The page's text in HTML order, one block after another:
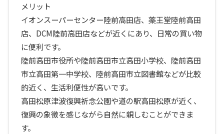
メリット
イオンスーパーセンター陸前高田店、薬王堂陸前高田
店、DCM陸前高田店などが近くにあり、日常の買い物
に便利です。
陸前高田市役所や陸前高田市立高田小学校、陸前高田
市立高田第一中学校、陸前高田市立図書館などが比較
的近く、生活利便性が高いです。
高田松原津波復興祈念公園や道の駅高田松原が近く、
復興の象徴を感じながら自然に親しむことができま
す。